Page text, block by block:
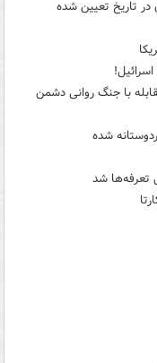
در تاریخ تعیین شده
با جنگ روانی دشمن
شده